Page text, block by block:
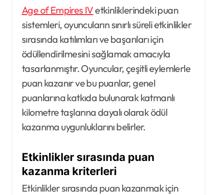
Age of Empires IVetkinliklerindeki puan
sistemleri, oyuncuların sınırlı süreli etkinlikler
sırasında katılımları ve başarıları için
ödüllendirilmesini sağlamak amacıyla
tasarlanmıştır. Oyuncular, çeşitli eylemlerle
puan kazanır ve bu puanlar, genel
puanlarına katkıda bulunarak katmanlı
kilometre taşlarına dayalı olarak ödül
kazanma uygunluklarını belirler.
Etkinlikler sırasında puan
kazanma kriterleri
Etkinlikler sırasında puan kazanmak için